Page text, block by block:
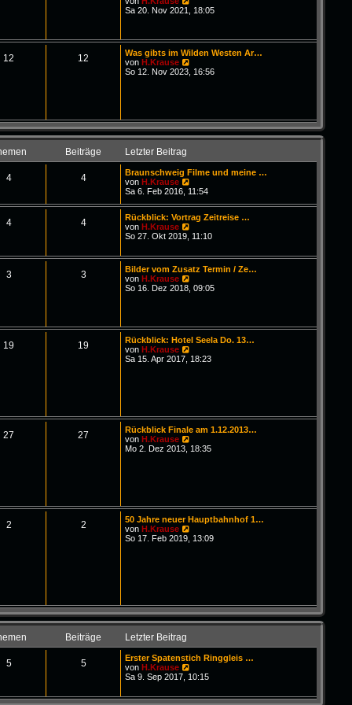
t
g
e
s
e
B
a
g
Sa 20. Nov 2021, 18:05
12 12
Was gibts im Wilden Westen Ar…
vonH.Krause
e
e
r
B
t
r
g
So 12. Nov 2023, 16:56
Beiträge Letzter Beitrag
4 4
Braunschweig Filme und meine …
vonH.Krause
e
e
s
e
B
e
i
t
r
Sa 6. Feb 2016, 11:54
4 4
Rückblick: Vortrag Zeitreise …
vonH.Krause
e
e
t
r
t
r
g
So 27. Okt 2019, 11:10
3 3
Bilder vom Zusatz Termin / Ze…
vonH.Krause
e
t
r
e
So 16. Dez 2018, 09:05
19 19
Rückblick: Hotel Seela Do. 13…
vonH.Krause
e
r
e
t
Sa 15. Apr 2017, 18:23
27 27
Rückblick Finale am 1.12.2013…
vonH.Krause
e
r
e
t
Mo 2. Dez 2013, 18:35
2 2
50 Jahre neuer Hauptbahnhof 1…
vonH.Krause
e
B
e
i
a
g
So 17. Feb 2019, 13:09
Beiträge Letzter Beitrag
5 5
Erster Spatenstich Ringgleis …
vonH.Krause
e
e
Sa 9. Sep 2017, 10:15